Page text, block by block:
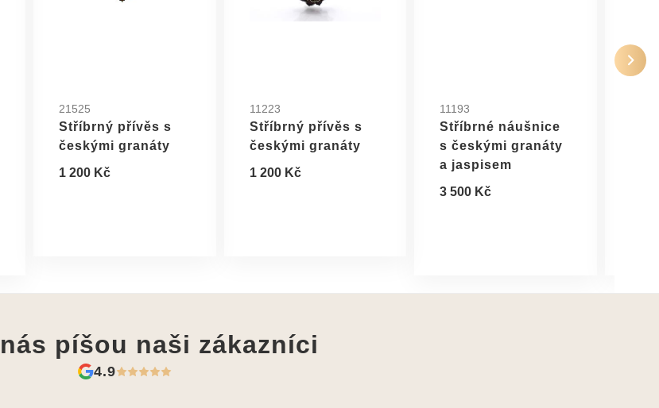
21525
Stříbrný přívěs s
českými granáty
1 200 Kč
11223
Stříbrný přívěs s
českými granáty
1 200 Kč
11193
Stříbrné náušnice
s českými granáty
a jaspisem
3 500 Kč
píšou naši zákazníci
4.9